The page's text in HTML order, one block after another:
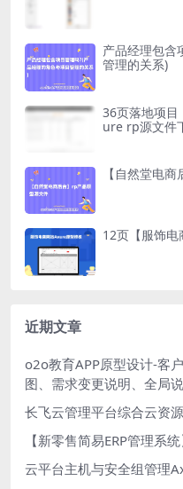
产品经理包含
管理的关系)
36页落地项目
ure rp源文件
【自然堂电
12页【服饰
近期文章
o2o教育APP原型设计-客
图、需求变更说明、全局
长飞云管理平台综合云资
【新零售简易ERP管理系
云平台主机与安全组管理